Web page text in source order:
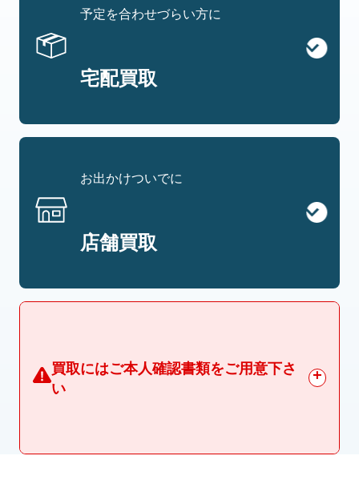
予定を合わせづらい方に
宅配買取
お出かけついでに
店舗買取
買取にはご本人確認書類をご用意下さ
い